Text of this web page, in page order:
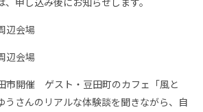
辺会場
辺会場
市開催 ゲスト・豆田町のカフェ「風と
うさんのリアルな体験談を聞きながら、自